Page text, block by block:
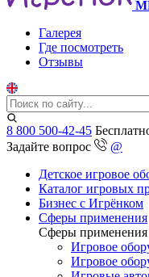
Галерея
Где посмотреть
Отзывы
8 800 500-42-45
Задайте вопрос
@
Детское игровое
Каталог игровых
Бизнес с Игрёнком
Сферы применения
Сферы применения
Игровое
Игровое